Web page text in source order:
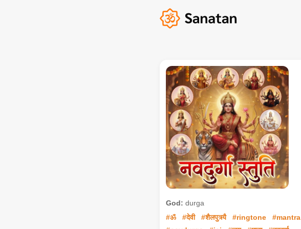
God: durga
#ॐ
#देवी #शैलपुत्र्यै #ringtone #mantra